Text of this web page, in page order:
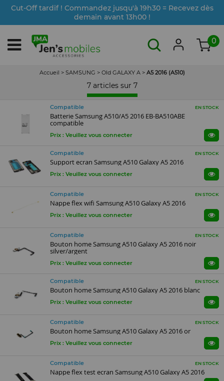
Cut-Off tardif ! Commandez jusqu'à 19h30 = Recevez dès
demain avant 13h00 !
0
Accueil > SAMSUNG > Old GALAXY A > A5 2016 (A510)
7 articles sur 7
Compatible EN STOCK
Batterie Samsung A510/A5 2016 EB-BA510ABE
compatible
Prix : Veuillez vous connecter
Compatible EN STOCK
Support ecran Samsung A510 Galaxy A5 2016
Prix : Veuillez vous connecter
Compatible EN STOCK
Nappe flex wifi Samsung A510 Galaxy A5 2016
Prix : Veuillez vous connecter
Compatible EN STOCK
Bouton home Samsung A510 Galaxy A5 2016 noir
silver/argent
Prix : Veuillez vous connecter
Compatible EN STOCK
Bouton home Samsung A510 Galaxy A5 2016 blanc
Prix : Veuillez vous connecter
Compatible EN STOCK
Bouton home Samsung A510 Galaxy A5 2016 or
Prix : Veuillez vous connecter
Compatible EN STOCK
Nappe flex test ecran Samsung A510 Galaxy A5 2016